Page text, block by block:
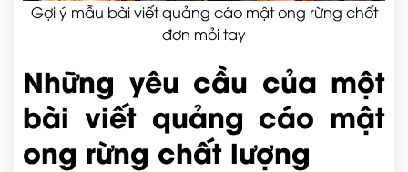
Gợi ý mẫu bài viết quảng cáo mật ong rừng chốt
đơn mỏi tay
Những yêu cầu của một
bài viết quảng cáo mật
ong rừng chất lượng